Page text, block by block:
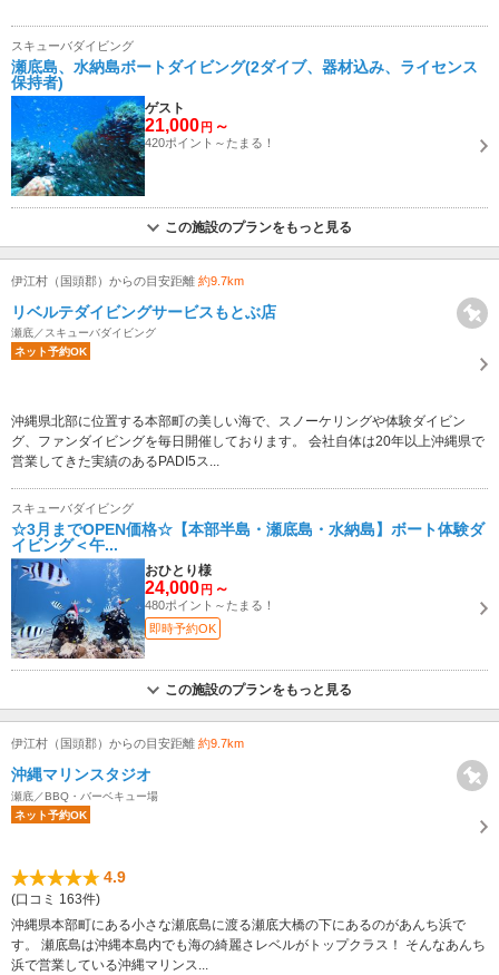
スキューバダイビング
瀬底島、水納島ボートダイビング(2ダイブ、器材込み、ライセンス
保持者)
ゲスト
21,000 円 ～
420ポイント～たまる！
この施設のプランをもっと見る
伊江村（国頭郡）からの目安距離 約9.7km
リベルテダイビングサービスもとぶ店
瀬底／スキューバダイビング
ネット予約OK
沖縄県北部に位置する本部町の美しい海で、スノーケリングや体験ダイビン
グ、ファンダイビングを毎日開催しております。 会社自体は20年以上沖縄県で
営業してきた実績のあるPADI5ス...
スキューバダイビング
☆3月までOPEN価格☆【本部半島・瀬底島・水納島】ボート体験ダ
イビング＜午...
おひとり様
24,000 円 ～
480ポイント～たまる！
即時予約OK
この施設のプランをもっと見る
伊江村（国頭郡）からの目安距離 約9.7km
沖縄マリンスタジオ
瀬底／BBQ・バーベキュー場
ネット予約OK
4.9
(口コミ 163件)
沖縄県本部町にある小さな瀬底島に渡る瀬底大橋の下にあるのがあんち浜で
す。 瀬底島は沖縄本島内でも海の綺麗さレベルがトップクラス！ そんなあんち
浜で営業している沖縄マリンス...